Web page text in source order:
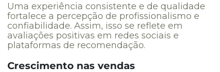
Uma experiência consistente e de qualidade
fortalece a percepção de profissionalismo e
confiabilidade. Assim, isso se reflete em
avaliações positivas em redes sociais e
plataformas de recomendação.
Crescimento nas vendas